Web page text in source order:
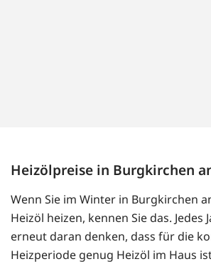
Heizölpreise in Burgkirchen
Wenn Sie im Winter in Burgkirchen
Heizöl heizen, kennen Sie das. Jedes
erneut daran denken, dass für die
Heizperiode genug Heizöl im Haus